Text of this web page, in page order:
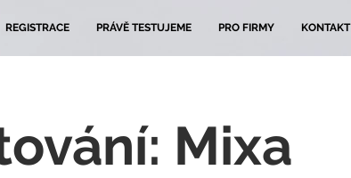
REGISTRACE PRÁVĚ TESTUJEME PRO FIRMY KONTAKT
Mixa